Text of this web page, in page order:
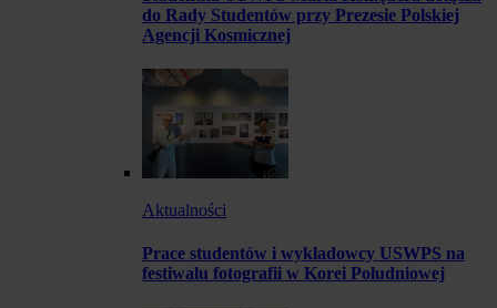
do Rady Studentów przy Prezesie Polskiej
Agencji Kosmicznej
Aktualności
Prace studentów i wykładowcy USWPS na
festiwalu fotografii w Korei Południowej